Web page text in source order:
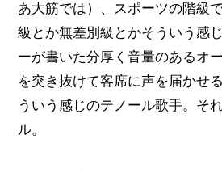
あ大筋では）、スポーツの階級
級とか無差別級とかそういう感
ーが書いた分厚く音量のあるオ
を突き抜けて客席に声を届かせ
ういう感じのテノール歌手。そ
ル。